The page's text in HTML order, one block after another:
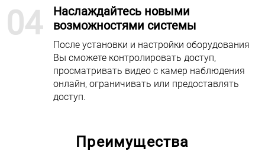
04
Наслаждайтесь новыми
возможностями системы
После установки и настройки оборудования
Вы сможете контролировать доступ,
просматривать видео с камер наблюдения
онлайн, ограничивать или предоставлять
доступ.
Преимущества